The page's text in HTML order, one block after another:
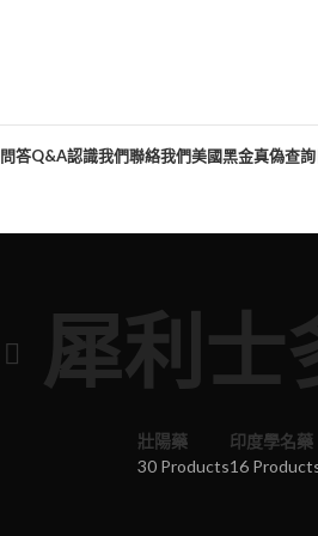
問答Q&A認識我們聯絡我們美國黑金真偽查詢
犀利士
壯陽藥
30 Products
印度學名藥
16